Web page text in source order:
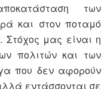
των
και στον ποταμό
μας είναι η
πολιτών και των
που δεν αφορούν
εντάσσονται σε